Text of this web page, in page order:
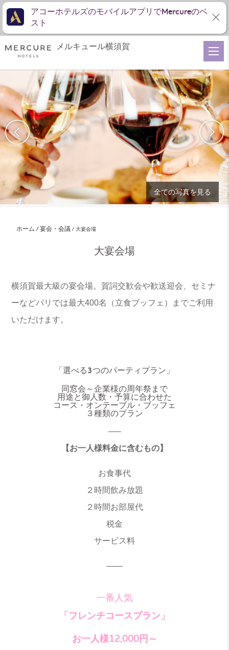
全ての写真を見る
ホーム 宴会・会議 大宴会場
大宴会場
横須賀最大級の宴会場。賀詞交歓会や歓送迎会、セミナ
ーなどパリでは最大400名（立食ブッフェ）までご利用
いただけます。
「選べる3つのパーティプラン」
同窓会～企業様の周年祭まで
用途と御人数・予算に合わせた
コース・オンテーブル・ブッフェ
３種類のプラン
—–
【お一人様料金に含むもの】
お食事代
２時間飲み放題
２時間お部屋代
税金
サービス料
——
一番人気
「フレンチコースプラン」
お一人様12,000円～
メルキュール横須賀
アコーホテルズのモバイルアプリでMercureのベ
スト